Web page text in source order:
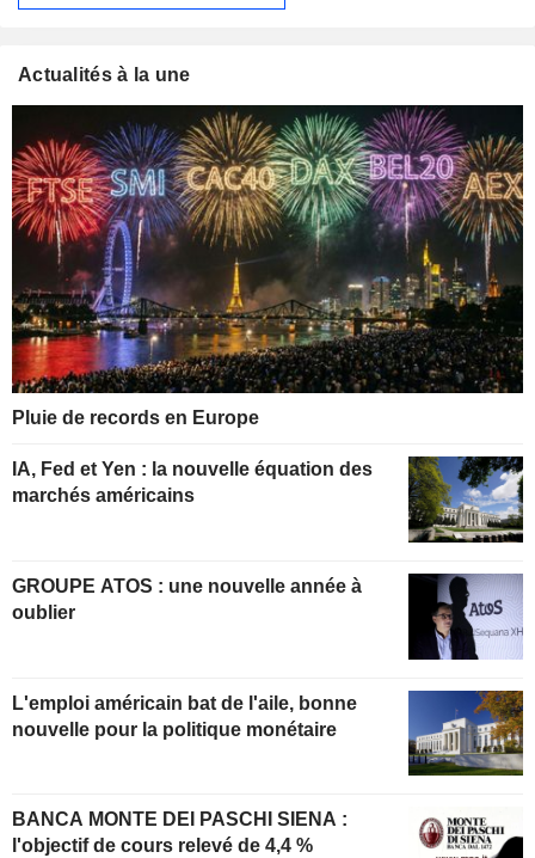
Actualités à la une
Pluie de records en Europe
IA, Fed et Yen : la nouvelle équation des
marchés américains
GROUPE ATOS : une nouvelle année à
oublier
L'emploi américain bat de l'aile, bonne
nouvelle pour la politique monétaire
BANCA MONTE DEI PASCHI SIENA :
l'objectif de cours relevé de 4,4 %